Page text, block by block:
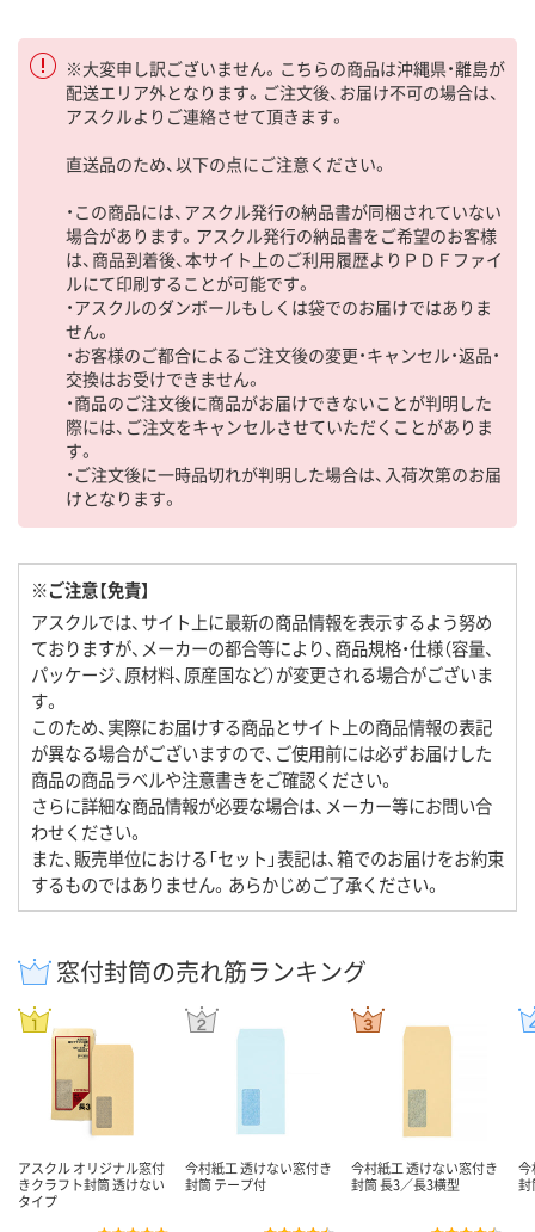
※大変申し訳ございません。こちらの商品は沖縄県・離島が
配送エリア外となります。ご注文後、お届け不可の場合は、
アスクルよりご連絡させて頂きます。
直送品のため、以下の点にご注意ください。
・この商品には、アスクル発行の納品書が同梱されていない
場合があります。アスクル発行の納品書をご希望のお客様
は、商品到着後、本サイト上のご利用履歴よりＰＤＦファイ
ルにて印刷することが可能です。
・アスクルのダンボールもしくは袋でのお届けではありま
せん。
・お客様のご都合によるご注文後の変更・キャンセル・返品・
交換はお受けできません。
・商品のご注文後に商品がお届けできないことが判明した
際には、ご注文をキャンセルさせていただくことがありま
す。
・ご注文後に一時品切れが判明した場合は、入荷次第のお届
けとなります。
※ご注意【免責】
アスクルでは、サイト上に最新の商品情報を表示するよう努め
ておりますが、メーカーの都合等により、商品規格・仕様（容量、
パッケージ、原材料、原産国など）が変更される場合がございま
す。
このため、実際にお届けする商品とサイト上の商品情報の表記
が異なる場合がございますので、ご使用前には必ずお届けした
商品の商品ラベルや注意書きをご確認ください。
さらに詳細な商品情報が必要な場合は、メーカー等にお問い合
わせください。
また、販売単位における「セット」表記は、箱でのお届けをお約束
するものではありません。あらかじめご了承ください。
窓付封筒の売れ筋ランキング
アスクル オリジナル窓付
きクラフト封筒 透けない
タイプ
今村紙工 透けない窓付き
封筒 テープ付
今村紙工 透けない窓付き
封筒 長3／長3横型
今
封